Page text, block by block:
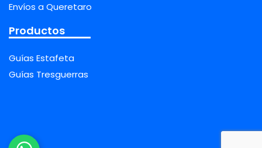
Envíos a Queretaro
Productos
Guías Estafeta
Guías Tresguerras